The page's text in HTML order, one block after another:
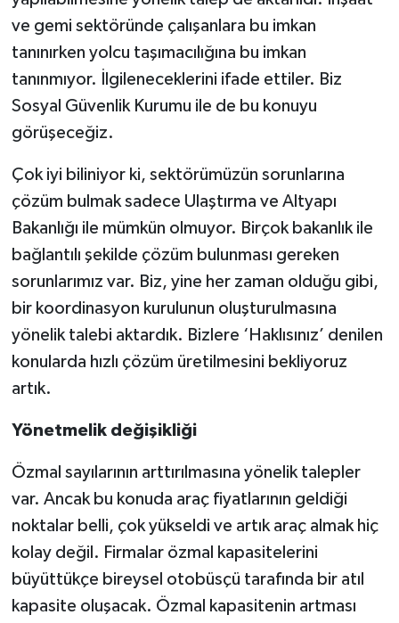
ve gemi sektöründe çalışanlara bu imkan
tanınırken yolcu taşımacılığına bu imkan
tanınmıyor. İlgileneceklerini ifade ettiler. Biz
Sosyal Güvenlik Kurumu ile de bu konuyu
görüşeceğiz.
Çok iyi biliniyor ki, sektörümüzün sorunlarına
çözüm bulmak sadece Ulaştırma ve Altyapı
Bakanlığı ile mümkün olmuyor. Birçok bakanlık ile
bağlantılı şekilde çözüm bulunması gereken
sorunlarımız var. Biz, yine her zaman olduğu gibi,
bir koordinasyon kurulunun oluşturulmasına
yönelik talebi aktardık. Bizlere ‘Haklısınız’ denilen
konularda hızlı çözüm üretilmesini bekliyoruz
artık.
Yönetmelik değişikliği
Özmal sayılarının arttırılmasına yönelik talepler
var. Ancak bu konuda araç fiyatlarının geldiği
noktalar belli, çok yükseldi ve artık araç almak hiç
kolay değil. Firmalar özmal kapasitelerini
büyüttükçe bireysel otobüsçü tarafında bir atıl
kapasite oluşacak. Özmal kapasitenin artması